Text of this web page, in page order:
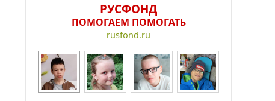
РУСФОНД
ПОМОГАЕМ ПОМОГАТЬ
rusfond.ru